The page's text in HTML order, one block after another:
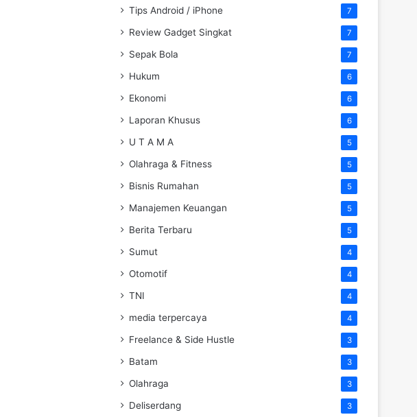
Tips Android / iPhone 7
Review Gadget Singkat 7
Sepak Bola 7
Hukum 6
Ekonomi 6
Laporan Khusus 6
U T A M A 5
Olahraga & Fitness 5
Bisnis Rumahan 5
Manajemen Keuangan 5
Berita Terbaru 5
Sumut 4
Otomotif 4
TNI 4
media terpercaya 4
Freelance & Side Hustle 3
Batam 3
Olahraga 3
Deliserdang 3